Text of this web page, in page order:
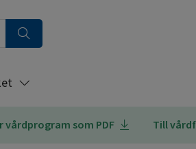
vårdprogram som PDF Till